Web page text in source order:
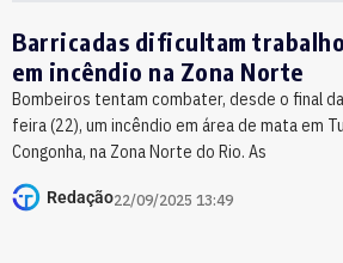
Barricadas dificultam
em incêndio na Zona Norte
Bombeiros tentam combater, desde o final
feira (22), um incêndio em área de mata em
Congonha, na Zona Norte do Rio. As
Redação22/09/2025 13:49